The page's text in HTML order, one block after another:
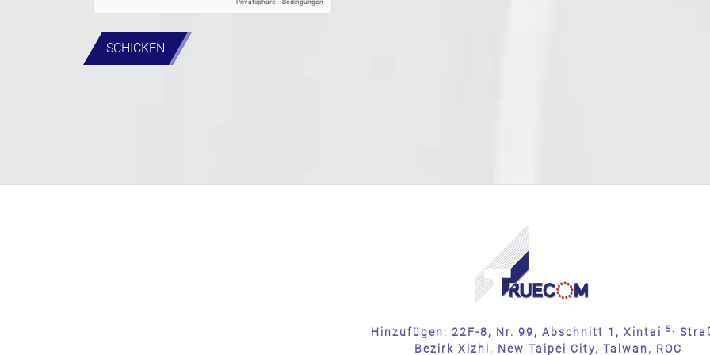
SCHICKEN
Hinzufügen: 22F-8, Nr. 99, Abschnitt 1, Xintai 5.
Bezirk Xizhi, New Taipei City, Taiwan, ROC